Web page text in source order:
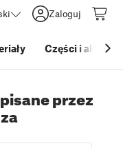
Zaloguj
Części i
przez